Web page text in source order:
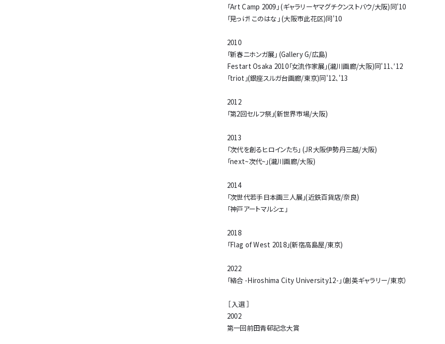
「Art Camp 2009」 (ギャラリーヤマグチクンストバウ/大阪)同'10
「見っけ! このはな」 (大阪市此花区)同'10
2010
「新春ニホンガ展」 (Gallery G/広島)
Festart Osaka 2010「女流作家展」(瀧川画廊/大阪)同'11、′12
「triot」(銀座スルガ台画廊/東京)同'12、'13
2012
「第2回セルフ祭」(新世界市場/大阪)
2013
「次代を創るヒロインたち」 (JR大阪伊勢丹三越/大阪)
「next~次代~」(瀧川画廊/大阪)
2014
「次世代若手日本画三人展」(近鉄百貨店/奈良)
「神戸アートマルシェ」
2018
「Flag of West 2018」(新宿高島屋/東京)
2022
「絡合 -Hiroshima City University12-」（創英ギャラリー/東京）
［ 入選 ］
2002
第一回前田青邨記念大賞